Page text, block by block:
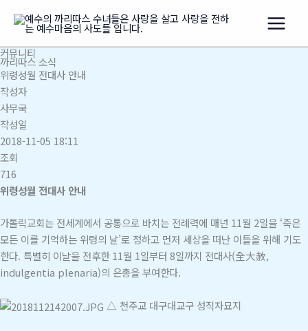
로
건
너
뛰
기
커뮤니티
까리따스 소식
위령성월 전대사 안내
작성자
사무국
작성일
2018-11-05 18:11
조회
716
위령성월 전대사 안내
가톨릭교회는 전세계에서 공통으로 바치는 전례력에 매년 11월 2일을 ‘죽은
모든 이를 기억하는 위령의 날’로 정하고 먼저 세상을 떠난 이들을 위해 기도
한다. 특별히 이날을 전후한 11월 1일부터 8일까지 전대사(全大赦,
indulgentia plenaria)의 은총을 부여한다.
△ 천주교 대구대교구 성직자묘지